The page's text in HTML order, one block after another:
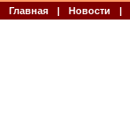
Главная | Новости |